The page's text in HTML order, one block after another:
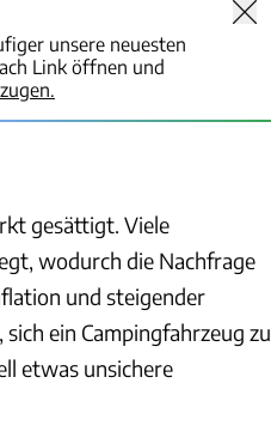
unsere neuesten
Link öffnen und
gesättigt. Viele
wodurch die Nachfrage
und steigender
ein Campingfahrzeug zu
etwas unsichere